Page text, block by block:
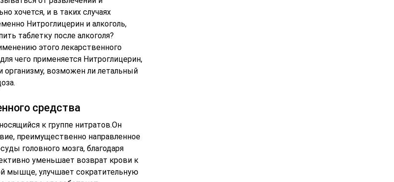
хочется, и в таких случаях
Нитроглицерин и алкоголь,
таблетку после алкоголя?
этого лекарственного
чего применяется Нитроглицерин,
возможен ли летальный
средства
к группе нитратов.Он
преимущественно направленное
головного мозга, благодаря
уменьшает возврат крови к
мышце, улучшает сократительную